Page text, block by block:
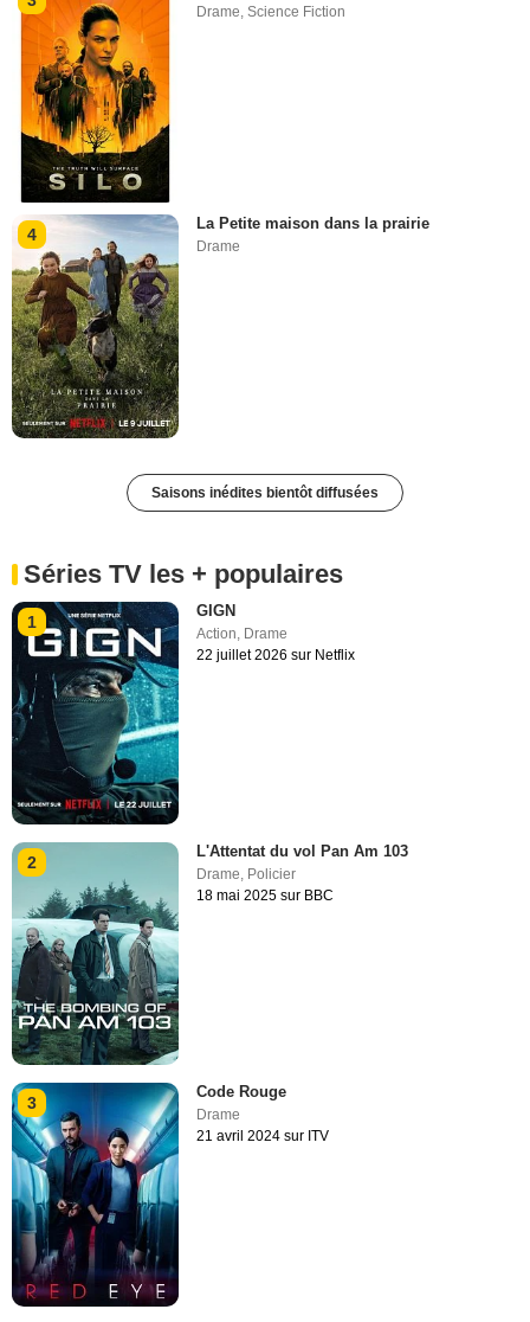
Drame,Science Fiction
4
La Petite maison dans la prairie
Drame
Saisons inédites bientôt diffusées
Séries TV les + populaires
1
GIGN
Action Drame
22 juillet 2026 sur Netflix
2
L'Attentat du vol Pan Am 103
Drame, Policier
18 mai 2025 sur BBC
3
Code Rouge
Drame
21 avril 2024 sur ITV